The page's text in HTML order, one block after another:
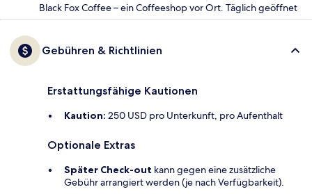
Black Fox Coffee – ein Coffeeshop vor Ort. Täglich geöffnet
Gebühren & Richtlinien
Erstattungsfähige Kautionen
Kaution: 250 USD pro Unterkunft, pro Aufenthalt
Optionale Extras
Später Check-out kann gegen eine zusätzliche
Gebühr arrangiert werden (je nach Verfügbarkeit).